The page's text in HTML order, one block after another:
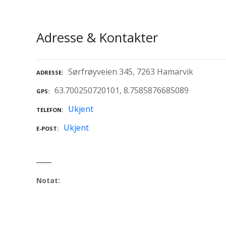
Adresse & Kontakter
ADRESSE Sørfrøyveien 345, 7263 Hamarvik
GPS 63.700250720101, 8.7585876685089
TELEFON Ukjent
E-POST Ukjent
Notat: